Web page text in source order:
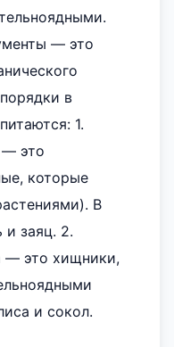
— это
в
1.
— это
которые
В
и заяц. 2.
— это хищники,
и сокол.